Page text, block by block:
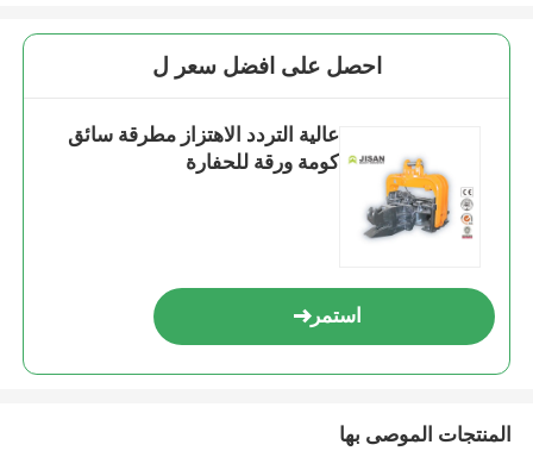
احصل على افضل سعر ل
عالية التردد الاهتزاز مطرقة سائق
كومة ورقة للحفارة
استمر
المنتجات الموصى بها